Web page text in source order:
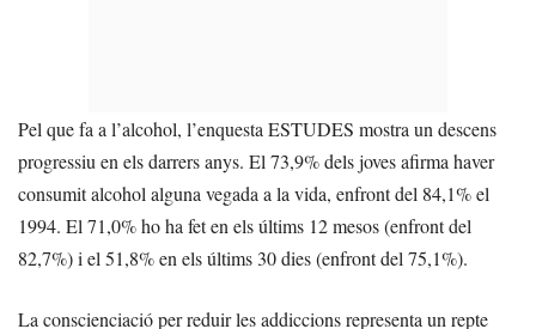
Pel que fa a l’alcohol, l’enquesta ESTUDES mostra un descens
progressiu en els darrers anys. El 73,9% dels joves afirma haver
consumit alcohol alguna vegada a la vida, enfront del 84,1% el
1994. El 71,0% ho ha fet en els últims 12 mesos (enfront del
82,7%) i el 51,8% en els últims 30 dies (enfront del 75,1%).
La conscienciació per reduir les addiccions representa un repte